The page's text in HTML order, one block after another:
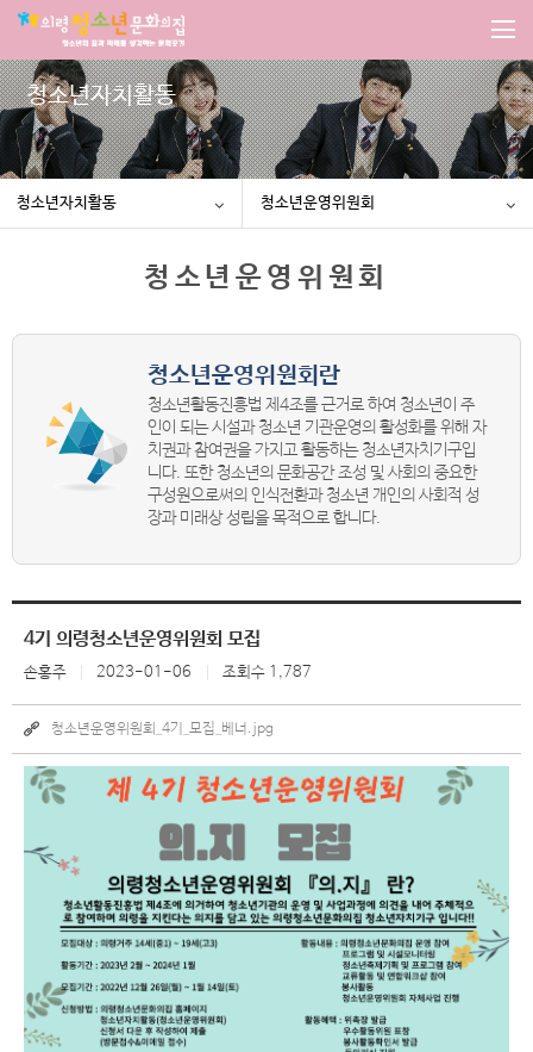
청소년자치활동
청소년자치활동 청소년운영위원회
청소년운영위원회
청소년운영위원회란
청소년활동진흥법 제4조를 근거로 하여 청소년이 주
인이 되는 시설과 청소년 기관운영의 활성화를 위해 자
치권과 참여권을 가지고 활동하는 청소년자치기구입
니다. 또한 청소년의 문화공간 조성 및 사회의 중요한
구성원으로써의 인식전환과 청소년 개인의 사회적 성
장과 미래상 성립을 목적으로 합니다.
4기 의령청소년운영위원회 모집
손홍주 2023-01-06 조회수 1,787
청소년운영위원회_4기_모집_베너.jpg